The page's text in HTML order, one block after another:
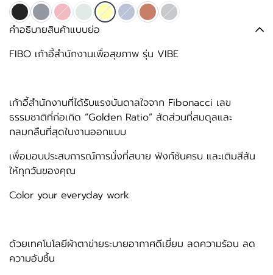
คำอธิบายสินค้าแบบย่อ
FIBO เก้าอี้สำนักงานเพื่อสุขภาพ รุ่น VIBE
เก้าอี้สำนักงานที่ได้รับแรงบันดาลใจจาก Fibonacci เลข
ธรรมชาติที่ก่อเกิด “Golden Ratio” สัดส่วนที่สมดุลและ
กลมกลืนที่สุดในงานออกแบบ
เพื่อมอบประสบการณ์การนั่งที่สบาย ฟังก์ชันครบ และเติมสีสัน
ให้ทุกวันของคุณ
Color your everyday work
ด้วยเทคโนโลยีผ้าตาข่ายระบายอากาศดีเยี่ยม ลดความร้อน ลด
ความอับชื้น